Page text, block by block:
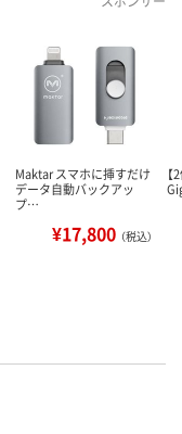
Maktar スマホに挿すだけ
データ自動バックアッ
プ…
¥17,800 （税込）
【